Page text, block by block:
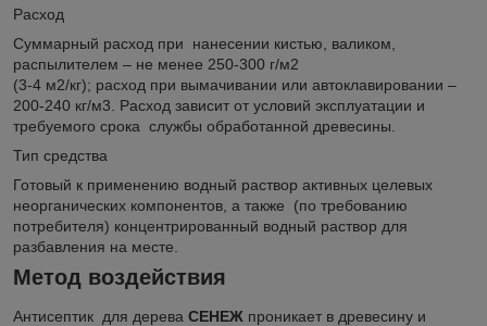
Расход
Суммарный расход при нанесении кистью, валиком,
распылителем – не менее 250-300 г/м2
(3-4 м2/кг); расход при вымачивании или автоклавировании –
200-240 кг/м3. Расход зависит от условий эксплуатации и
требуемого срока службы обработанной древесины.
Тип средства
Готовый к применению водный раствор активных целевых
неорганических компонентов, а также (по требованию
потребителя) концентрированный водный раствор для
разбавления на месте.
Метод воздействия
Антисептик для дерева СЕНЕЖ проникает в древесину и